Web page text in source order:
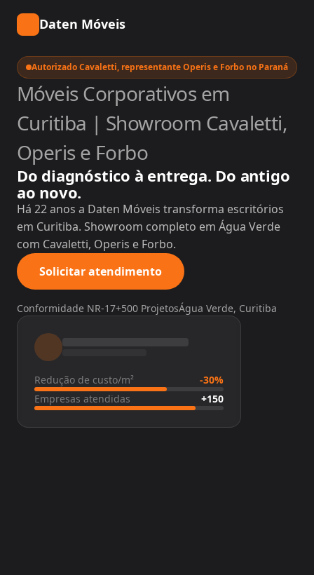
Daten Móveis
Autorizado Cavaletti, representante Operis e Forbo no Paraná
Móveis Corporativos em
Curitiba | Showroom Cavaletti,
Operis e Forbo
Do diagnóstico à entrega. Do antigo
ao novo.
Há 22 anos a Daten Móveis transforma escritórios
em Curitiba. Showroom completo em Água Verde
com Cavaletti, Operis e Forbo.
Solicitar atendimento
Conformidade NR-17+500 ProjetosÁgua Verde, Curitiba
Redução de custo/m²
-30%
Empresas atendidas
+150